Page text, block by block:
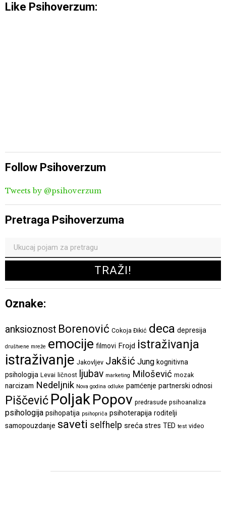
Like Psihoverzum:
Follow Psihoverzum
Tweets by @psihoverzum
Pretraga Psihoverzuma
Oznake:
anksioznost Borenović Cokoja Đikić deca depresija
društvene mreže emocije filmovi Frojd istraživanja
istraživanje Jakovljev Jakšić Jung kognitivna
psihologija Levai ličnost ljubav marketing Milošević mozak
narcizam Nedeljnik Nova godina odluke pamćenje partnerski odnosi
Piščević PoljakPopov predrasude psihoanaliza
psihologija psihopatija psihopriča psihoterapija roditelji
samopouzdanje saveti selfhelp sreća stres TED test video